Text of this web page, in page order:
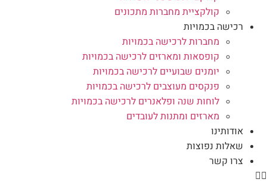
קולקציית מחברות מתכונים
רכישה בכמויות
מחברות לרכישה בכמויות
קופסאות ומארזים לרכישה בכמויות
יומנים שבועיים לרכישה בכמויות
פנקסים מעוצבים לרכישה בכמויות
לוחות שנה ופלאנרים לרכישה בכמויות
מארזים ומתנות לעובדים
אודותינו
שאלות נפוצות
צרו קשר